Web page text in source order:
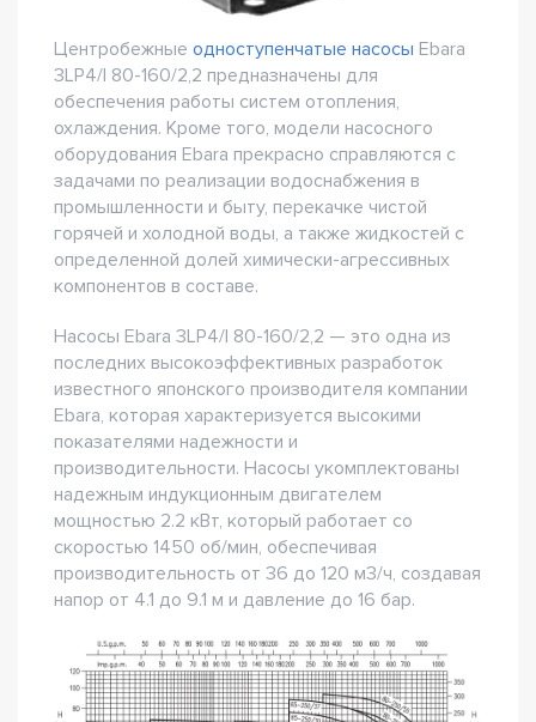
Центробежные одноступенчатые насосы Ebara
3LP4/I 80-160/2,2 предназначены для
обеспечения работы систем отопления,
охлаждения. Кроме того, модели насосного
оборудования Ebara прекрасно справляются с
задачами по реализации водоснабжения в
промышленности и быту, перекачке чистой
горячей и холодной воды, а также жидкостей с
определенной долей химически-агрессивных
компонентов в составе.
Насосы Ebara 3LP4/I 80-160/2,2 — это одна из
последних высокоэффективных разработок
известного японского производителя компании
Ebara, которая характеризуется высокими
показателями надежности и
производительности. Насосы укомплектованы
надежным индукционным двигателем
мощностью 2.2 кВт, который работает со
скоростью 1450 об/мин, обеспечивая
производительность от 36 до 120 м3/ч, создавая
напор от 4.1 до 9.1 м и давление до 16 бар.